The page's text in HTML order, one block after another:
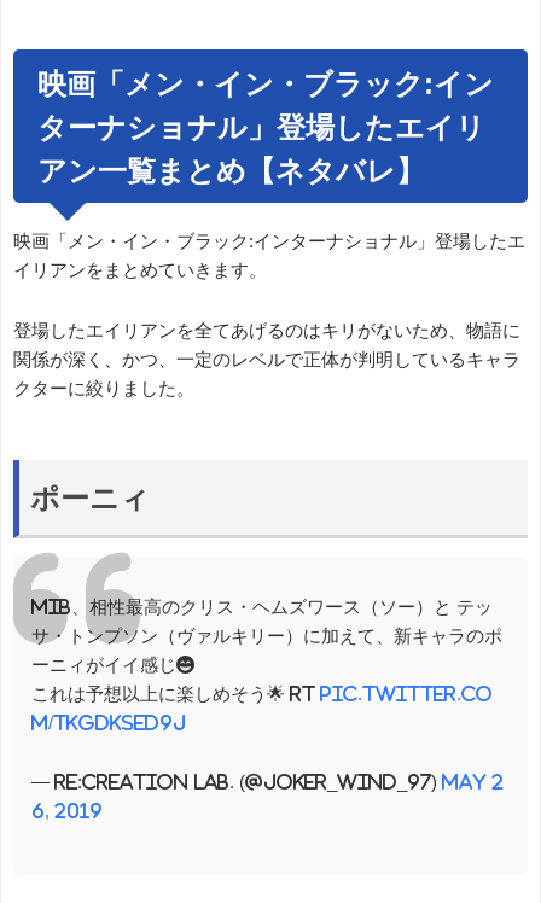
映画「メン・イン・ブラック:イン
ターナショナル」登場したエイリ
アン一覧まとめ【ネタバレ】
映画「メン・イン・ブラック:インターナショナル」登場したエ
イリアンをまとめていきます。
登場したエイリアンを全てあげるのはキリがないため、物語に
関係が深く、かつ、一定のレベルで正体が判明しているキャラ
クターに絞りました。
ポーニィ
MIB、相性最高のクリス・ヘムズワース（ソー）と テッ
サ・トンプソン（ヴァルキリー）に加えて、新キャラのポ
ーニィがイイ感じ😄
これは予想以上に楽しめそう🌟 RT pic.twitter.co
m/tkGdKsEd9J
— Re:Creation Lab. (@JOKER_WIND_97) May 2
6, 2019